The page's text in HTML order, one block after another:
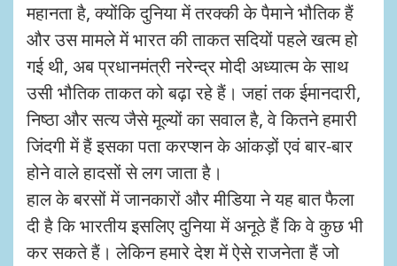
महानता है, क्योंकि दुनिया में तरक्की के पैमाने भौतिक हैं
और उस मामले में भारत की ताकत सदियों पहले खत्म हो
गई थी, अब प्रधानमंत्री नरेन्द्र मोदी अध्यात्म के साथ
उसी भौतिक ताकत को बढ़ा रहे हैं। जहां तक ईमानदारी,
निष्ठा और सत्य जैसे मूल्यों का सवाल है, वे कितने हमारी
जिंदगी में हैं इसका पता करप्शन के आंकड़ों एवं बार-बार
होने वाले हादसों से लग जाता है।
हाल के बरसों में जानकारों और मीडिया ने यह बात फैला
दी है कि भारतीय इसलिए दुनिया में अनूठे हैं कि वे कुछ भी
कर सकते हैं। लेकिन हमारे देश में ऐसे राजनेता हैं जो